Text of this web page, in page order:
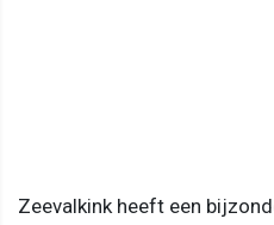
Zeevalkink heeft een